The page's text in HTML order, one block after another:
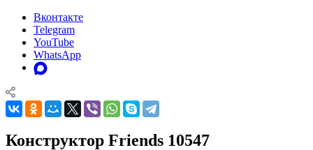
Вконтакте
Telegram
YouTube
WhatsApp
Конструктор Friends 10547